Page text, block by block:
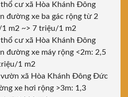
cư xã Hòa Khánh Đông
đường xe ba gác rộng từ 2
m2 ~> 7 triệu/1 m2
cư xã Hòa Khánh Đông
đường xe máy rộng <2m: 2,5
1 m2
xã Hòa Khánh Đông Đức
xe hơi rộng >3m: 1,3